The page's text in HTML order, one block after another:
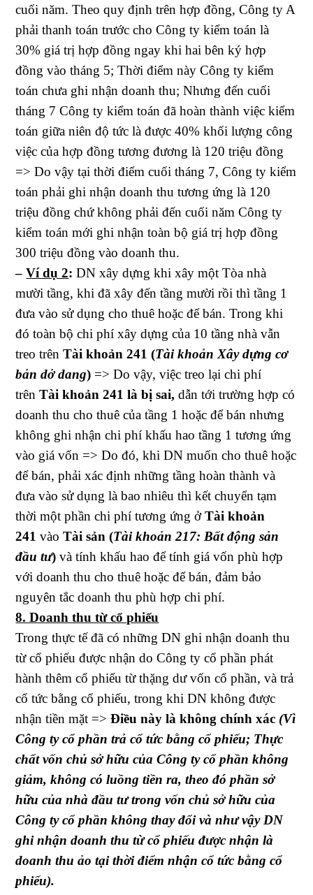
cuối năm. Theo quy định trên hợp đồng, Công ty A
phải thanh toán trước cho Công ty kiểm toán là
30% giá trị hợp đồng ngay khi hai bên ký hợp
đồng vào tháng 5; Thời điểm này Công ty kiểm
toán chưa ghi nhận doanh thu; Nhưng đến cuối
tháng 7 Công ty kiểm toán đã hoàn thành việc kiểm
toán giữa niên độ tức là được 40% khối lượng công
việc của hợp đồng tương đương là 120 triệu đồng
=> Do vậy tại thời điểm cuối tháng 7, Công ty kiểm
toán phải ghi nhận doanh thu tương ứng là 120
triệu đồng chứ không phải đến cuối năm Công ty
kiểm toán mới ghi nhận toàn bộ giá trị hợp đồng
300 triệu đồng vào doanh thu.
–Ví dụ 2: DN xây dựng khi xây một Tòa nhà
mười tầng, khi đã xây đến tầng mười rồi thì tầng 1
đưa vào sử dụng cho thuê hoặc để bán. Trong khi
đó toàn bộ chi phí xây dựng của 10 tầng nhà vẫn
treo trênTài khoản 241 (Tài khoản Xây dựng cơ
bản dở dang) => Do vậy, việc treo lại chi phí
trênTài khoản 241 là bị sai, dẫn tới trường hợp có
doanh thu cho thuê của tầng 1 hoặc để bán nhưng
không ghi nhận chi phí khấu hao tầng 1 tương ứng
vào giá vốn => Do đó, khi DN muốn cho thuê hoặc
để bán, phải xác định những tầng hoàn thành và
đưa vào sử dụng là bao nhiêu thì kết chuyển tạm
thời một phần chi phí tương ứng ởTài khoản
241 vàoTài sản (Tài khoản 217: Bất động sản
đầu tư) và tính khấu hao để tính giá vốn phù hợp
với doanh thu cho thuê hoặc để bán, đảm bảo
nguyên tắc doanh thu phù hợp chi phí.
8. Doanh thu từ cổ phiếu
Trong thực tế đã có những DN ghi nhận doanh thu
từ cổ phiếu được nhận do Công ty cổ phần phát
hành thêm cổ phiếu từ thặng dư vốn cổ phần, và trả
cổ tức bằng cổ phiếu, trong khi DN không được
nhận tiền mặt =>Điều này là không chính xác (Vì
Công ty cổ phần trả cổ tức bằng cổ phiếu; Thực
chất vốn chủ sở hữu của Công ty cổ phần không
giảm, không có luồng tiền ra, theo đó phần sở
hữu của nhà đầu tư trong vốn chủ sở hữu của
Công ty cổ phần không thay đổi và như vậy DN
ghi nhận doanh thu từ cổ phiếu được nhận là
doanh thu ảo tại thời điểm nhận cổ tức bằng cổ
phiếu).